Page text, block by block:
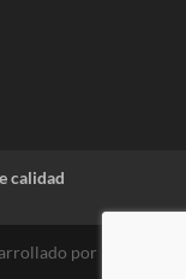
calidad
por